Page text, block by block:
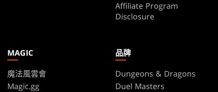
Affiliate Program
Disclosure
MAGIC
魔法風雲會
Magic.gg
品牌
Dungeons & Dragons
Duel Masters